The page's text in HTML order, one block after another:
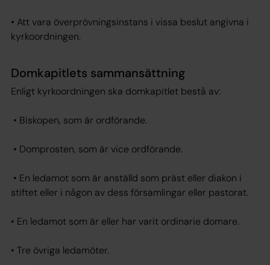
• Att vara överprövningsinstans i vissa beslut angivna i
kyrkoordningen.
Domkapitlets sammansättning
Enligt kyrkoordningen ska domkapitlet bestå av:
• Biskopen, som är ordförande.
• Domprosten, som är vice ordförande.
• En ledamot som är anställd som präst eller diakon i
stiftet eller i någon av dess församlingar eller pastorat.
• En ledamot som är eller har varit ordinarie domare.
• Tre övriga ledamöter.